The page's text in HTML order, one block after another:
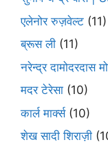
एलेनोर रुज़वेल्ट (11)
ब्रूस ली (11)
नरेन्द्र दामोदरदास
मदर टेरेसा (10)
कार्ल मार्क्स(10)
शेख सादी शिराज़ी